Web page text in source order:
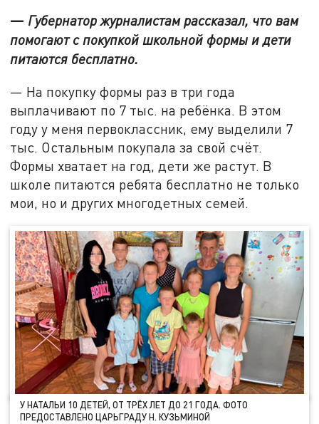
— Губернатор журналистам рассказал, что вам
помогают с покупкой школьной формы и дети
питаются бесплатно.
— На покупку формы раз в три года
выплачивают по 7 тыс. на ребёнка. В этом
году у меня первоклассник, ему выделили 7
тыс. Остальным покупала за свой счёт.
Формы хватает на год, дети же растут. В
школе питаются ребята бесплатно не только
мои, но и других многодетных семей.
У НАТАЛЬИ 10 ДЕТЕЙ, ОТ ТРЁХ ЛЕТ ДО 21 ГОДА. ФОТО
ПРЕДОСТАВЛЕНО ЦАРЬГРАДУ Н. КУЗЬМИНОЙ